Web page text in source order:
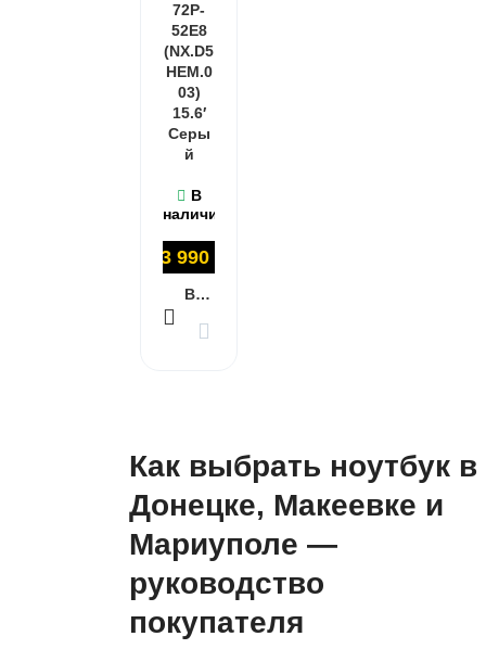
72P-
52E8
(NX.D5
HEM.0
03)
15.6′
Серы
й
В
наличии
73 990
В КОРЗИНУ
Как выбрать ноутбук в
Донецке, Макеевке и
Мариуполе —
руководство
покупателя